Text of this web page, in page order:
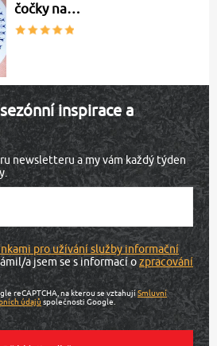
čočky na…
inspirace a
newsletteru a my vám každý týden
pro užívání služby informační
a jsem se s informací ozpracování
reCAPTCHA, na kterou se vztahujíSmluvní
údajů společnosti Google.